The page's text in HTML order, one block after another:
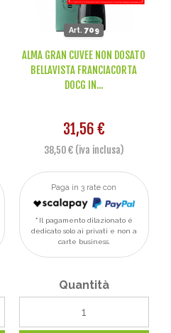
Art. 709
ALMA GRAN CUVEE NON DOSATO
BELLAVISTA FRANCIACORTA
DOCG IN...
31,56 €
38,50 € (iva inclusa)
Paga in 3 rate con
Il pagamento dilazionato è
dedicato solo ai privati e non a
carte business.
Quantità